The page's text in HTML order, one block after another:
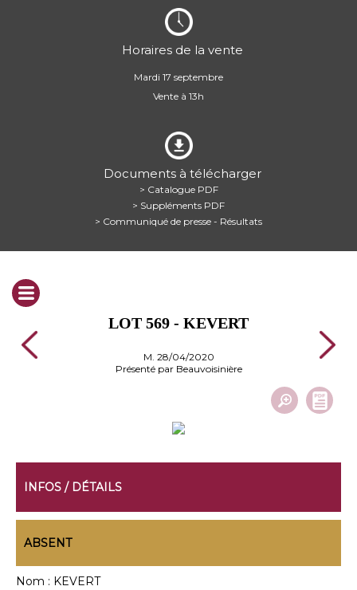
Horaires de la vente
Mardi 17 septembre
Vente à 13h
Documents à télécharger
> Catalogue PDF
> Suppléments PDF
> Communiqué de presse - Résultats
LOT 569 - KEVERT
M. 28/04/2020
Présenté par Beauvoisinière
INFOS / DÉTAILS
ABSENT
Nom : KEVERT